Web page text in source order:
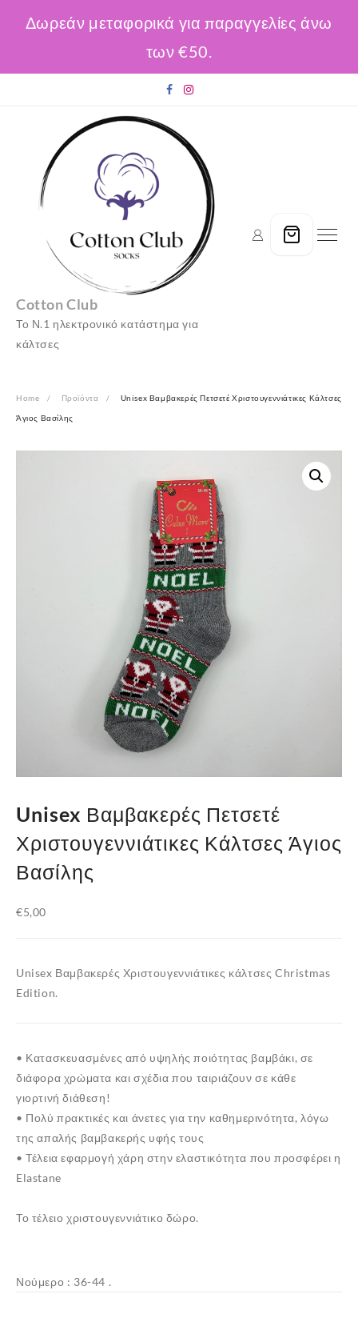
Δωρεάν μεταφορικά για παραγγελίες άνω
των €50.
Cotton Club
Το Ν.1 ηλεκτρονικό κατάστημα για
κάλτσες
Home Προϊόντα Unisex Βαμβακερές Πετσετέ Χριστουγεννιάτικες Κάλτσες
Άγιος Βασίλης
Unisex Βαμβακερές Πετσετέ
Χριστουγεννιάτικες Κάλτσες Άγιος
Βασίλης
€5,00
Unisex Βαμβακερές Χριστουγεννιάτικες κάλτσες Christmas
Edition.
• Κατασκευασμένες από υψηλής ποιότητας βαμβάκι, σε
διάφορα χρώματα και σχέδια που ταιριάζουν σε κάθε
γιορτινή διάθεση!
• Πολύ πρακτικές και άνετες για την καθημερινότητα, λόγω
της απαλής βαμβακερής υφής τους
• Τέλεια εφαρμογή χάρη στην ελαστικότητα που προσφέρει η
Elastane
Το τέλειο χριστουγεννιάτικο δώρο.
Νούμερο : 36-44 .